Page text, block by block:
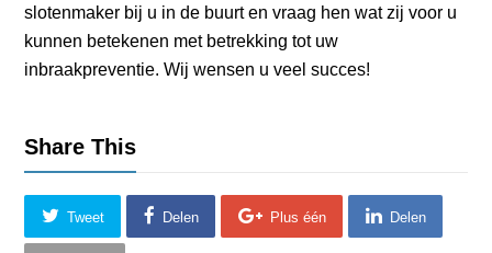
slotenmaker bij u in de buurt en vraag hen wat zij voor u
kunnen betekenen met betrekking tot uw
inbraakpreventie. Wij wensen u veel succes!
Share This
Tweet Delen Plus één Delen